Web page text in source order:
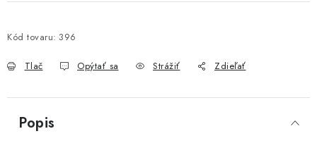
Kód tovaru: 396
Tlač Opýtať sa Strážiť Zdieľať
Popis